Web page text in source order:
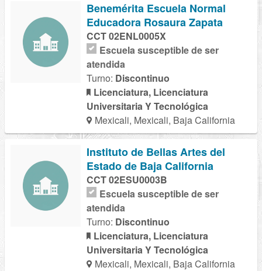
Benemérita Escuela Normal
Educadora Rosaura Zapata
CCT 02ENL0005X
Escuela susceptible de ser
atendida
Turno: Discontinuo
Licenciatura, Licenciatura
Universitaria Y Tecnológica
Mexicali, Mexicali, Baja California
Instituto de Bellas Artes del
Estado de Baja California
CCT 02ESU0003B
Escuela susceptible de ser
atendida
Turno: Discontinuo
Licenciatura, Licenciatura
Universitaria Y Tecnológica
Mexicali, Mexicali, Baja California